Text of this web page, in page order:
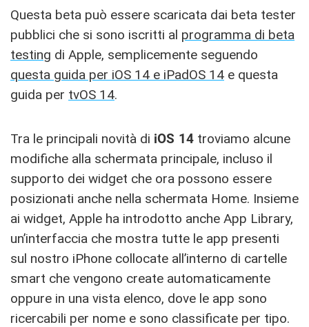
Questa beta può essere scaricata dai beta tester
pubblici che si sono iscritti al programma di beta
testing di Apple, semplicemente seguendo
questa guida per iOS 14 e iPadOS 14 e questa
guida per tvOS 14.
Tra le principali novità di iOS 14 troviamo alcune
modifiche alla schermata principale, incluso il
supporto dei widget che ora possono essere
posizionati anche nella schermata Home. Insieme
ai widget, Apple ha introdotto anche App Library,
un’interfaccia che mostra tutte le app presenti
sul nostro iPhone collocate all’interno di cartelle
smart che vengono create automaticamente
oppure in una vista elenco, dove le app sono
ricercabili per nome e sono classificate per tipo.